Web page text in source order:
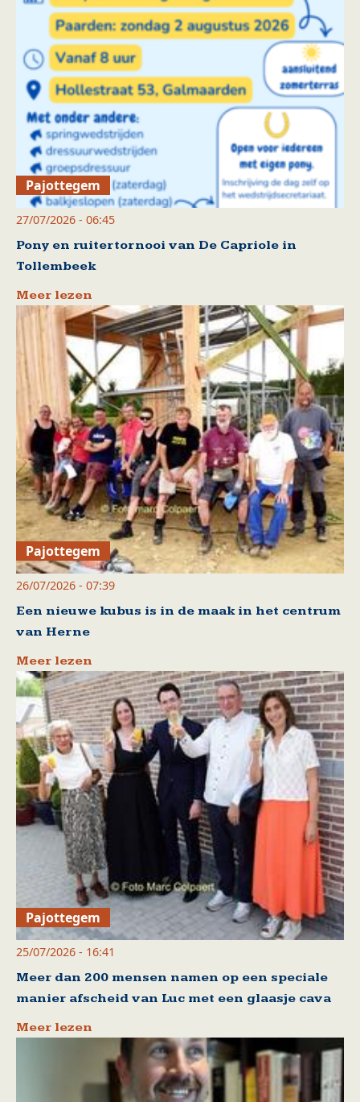
Pajottegem
27/07/2026 - 06:45
Pony en ruitertornooi van De Capriole in
Tollembeek
Meer lezen
Pajottegem
26/07/2026 - 07:39
Een nieuwe kubus is in de maak in het centrum
van Herne
Meer lezen
Pajottegem
25/07/2026 - 16:41
Meer dan 200 mensen namen op een speciale
manier afscheid van Luc met een glaasje cava
Meer lezen